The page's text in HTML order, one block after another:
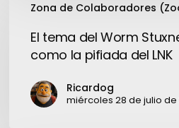
Zona de Colaboradores
tema
Worm
Stuxnet,
conocido
El tema del Worm
como la pifiada del LNK
Ricardog
miércoles 28 de julio de